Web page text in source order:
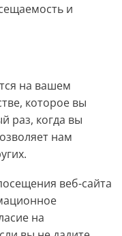
и
на вашем
которое вы
раз, когда вы
нам
веб-сайта
на